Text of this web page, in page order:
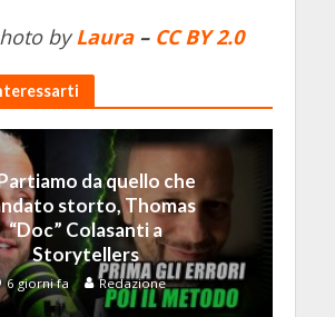
byLaura– CC BY 2.0
da quello che
storto, Thomas
“Doc” Colasanti a
Storytellers
6 giorni fa Redazione